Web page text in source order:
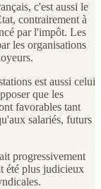
c'est aussi le
contrairement à
par l'impôt. Les
les organisations
est aussi celui
que les
favorables tant
salariés, futurs
progressivement
été plus judicieux